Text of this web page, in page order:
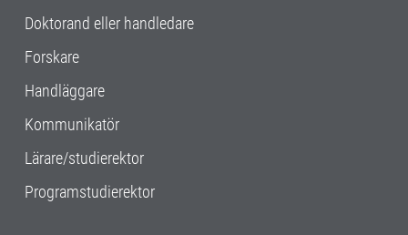
Doktorand eller handledare
Forskare
Handläggare
Kommunikatör
Lärare/studierektor
Programstudierektor